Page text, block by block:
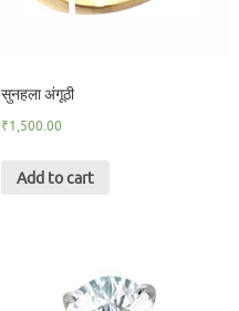
सुनहला अंगूठी
₹1,500.00
Add to cart